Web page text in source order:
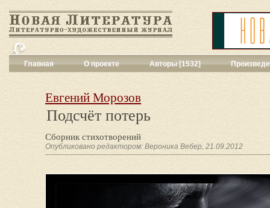
Главная О проекте Авторы [1532]
Сценарии[16]
Драматургия
Повести,
Евгений Морозов
Подсчёт потерь
Сборник стихотворений
Опубликовано редактором: Вероника Вебер, 21.09.2012